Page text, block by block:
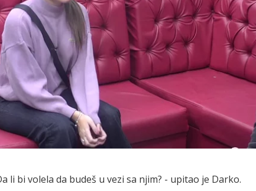
li bi volela da budeš u vezi sa njim? - upitao je Darko.